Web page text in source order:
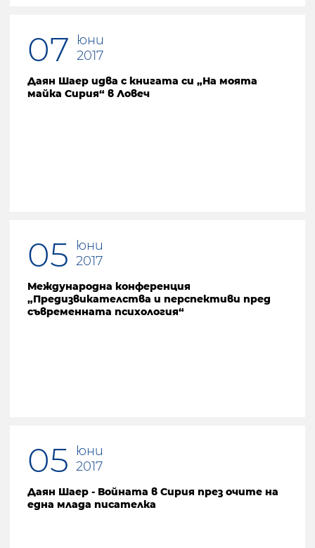
07
юни
2017
Даян Шаер идва с книгата си „На моята
майка Сирия“ в Ловеч
05
юни
2017
Международна конференция
„Предизвикателства и перспективи пред
съвременната психология“
05
юни
2017
Даян Шаер - Войната в Сирия през очите на
една млада писателка